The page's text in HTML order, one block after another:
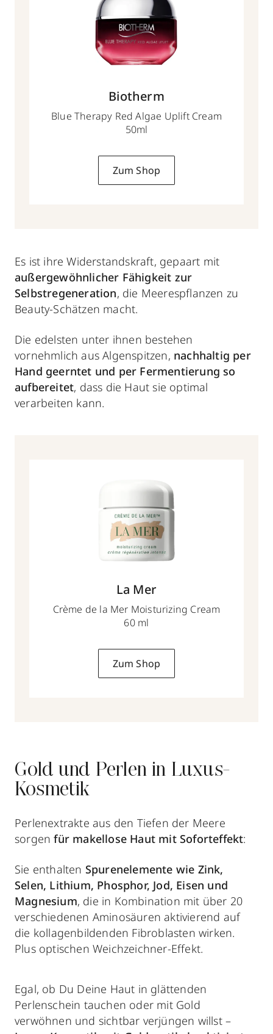
Biotherm
Blue Therapy Red Algae Uplift Cream
50ml
Zum Shop
Es ist ihre Widerstandskraft, gepaart mit
außergewöhnlicher Fähigkeit zur
Selbstregeneration, die Meerespflanzen zu
Beauty-Schätzen macht.
Die edelsten unter ihnen bestehen
vornehmlich aus Algenspitzen, nachhaltig per
Hand geerntet und per Fermentierung so
aufbereitet, dass die Haut sie optimal
verarbeiten kann.
La Mer
Crème de la Mer Moisturizing Cream
60 ml
Zum Shop
Gold und Perlen in Luxus-
Kosmetik
Perlenextrakte aus den Tiefen der Meere
sorgenfür makellose Haut mit Soforteffekt:
Sie enthalten Spurenelemente wie Zink,
Selen, Lithium, Phosphor, Jod, Eisen und
Magnesium, die in Kombination mit über 20
verschiedenen Aminosäuren aktivierend auf
die kollagenbildenden Fibroblasten wirken.
Plus optischen Weichzeichner-Effekt.
Egal, ob Du Deine Haut in glättenden
Perlenschein tauchen oder mit Gold
verwöhnen und sichtbar verjüngen willst –